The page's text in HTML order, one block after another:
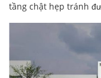
tầng chật hẹp tránh